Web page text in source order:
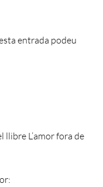
entrada podeu
llibre L’amor fora de